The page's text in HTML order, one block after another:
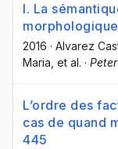
I. La
2016 · Alvarez
Maria , et al. ·
L’ordre des
cas de quand
445